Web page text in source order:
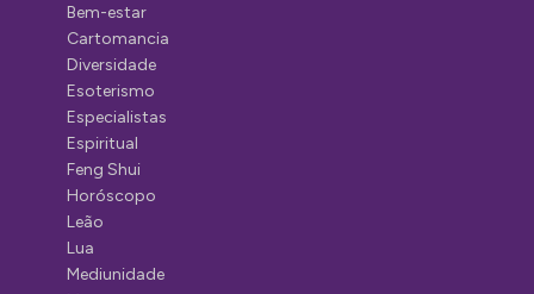
Bem-estar
Cartomancia
Diversidade
Esoterismo
Especialistas
Espiritual
Feng Shui
Horóscopo
Leão
Lua
Mediunidade